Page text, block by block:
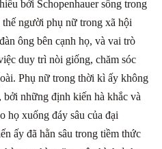
bởi Schopenhauer sống trong
người phụ nữ trong xã hội
ông bên cạnh họ, và vai trò
duy trì nòi giống, chăm sóc
Phụ nữ trong thời kì ấy không
những định kiến hà khắc và
họ xuống đáy sâu của đại
ấy đã hằn sâu trong tiềm thức